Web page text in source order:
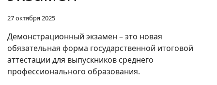
27 октября 2025
Демонстрационный экзамен – это новая
обязательная форма государственной итоговой
аттестации для выпускников среднего
профессионального образования.